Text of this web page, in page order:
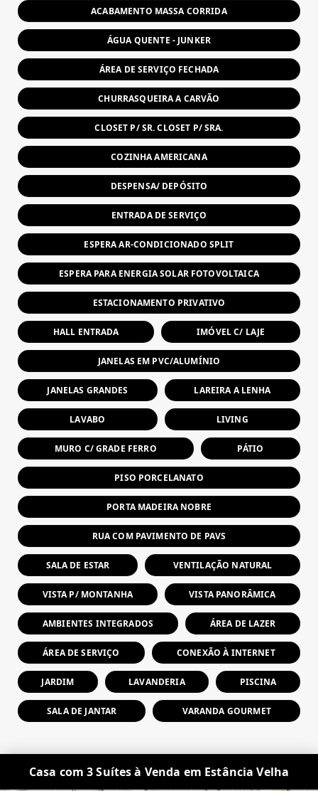
ACABAMENTO MASSA CORRIDA
ÁGUA QUENTE - JUNKER
ÁREA DE SERVIÇO FECHADA
CHURRASQUEIRA A CARVÃO
CLOSET P/ SR. CLOSET P/ SRA.
COZINHA AMERICANA
DESPENSA/ DEPÓSITO
ENTRADA DE SERVIÇO
ESPERA AR-CONDICIONADO SPLIT
ESPERA PARA ENERGIA SOLAR FOTOVOLTAICA
ESTACIONAMENTO PRIVATIVO
HALL ENTRADA IMÓVEL C/ LAJE
JANELAS EM PVC/ALUMÍNIO
JANELAS GRANDES LAREIRA A LENHA
LAVABO LIVING
MURO C/ GRADE FERRO PÁTIO
PISO PORCELANATO
PORTA MADEIRA NOBRE
RUA COM PAVIMENTO DE PAVS
SALA DE ESTAR VENTILAÇÃO NATURAL
VISTA P/ MONTANHA VISTA PANORÂMICA
AMBIENTES INTEGRADOS ÁREA DE LAZER
ÁREA DE SERVIÇO CONEXÃO À INTERNET
JARDIM LAVANDERIA PISCINA
SALA DE JANTAR VARANDA GOURMET
Casa com 3 Suítes à Venda em Estância Velha